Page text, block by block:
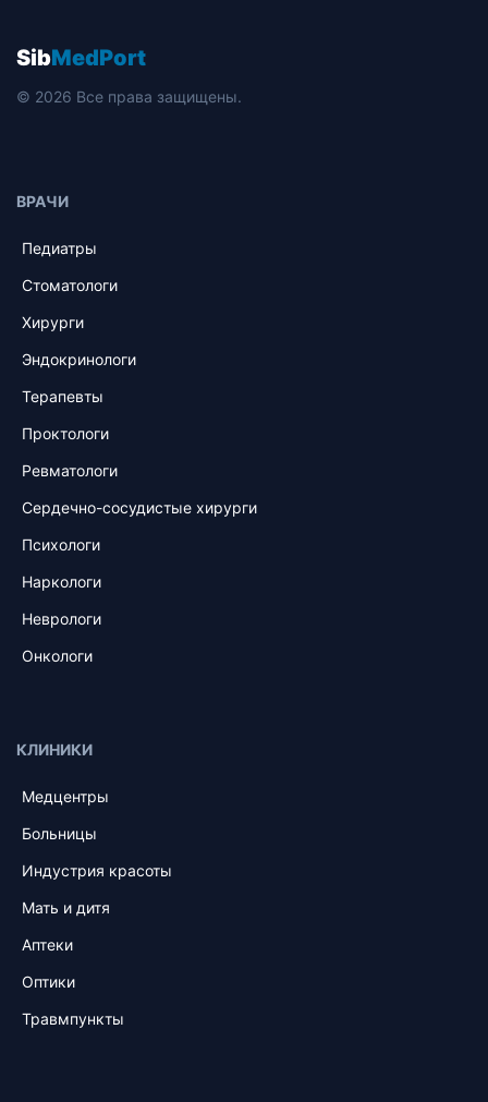
SibMedPort
© 2026 Все права защищены.
ВРАЧИ
Педиатры
Стоматологи
Хирурги
Эндокринологи
Терапевты
Проктологи
Ревматологи
Сердечно-сосудистые хирурги
Психологи
Наркологи
Неврологи
Онкологи
КЛИНИКИ
Медцентры
Больницы
Индустрия красоты
Мать и дитя
Аптеки
Оптики
Травмпункты